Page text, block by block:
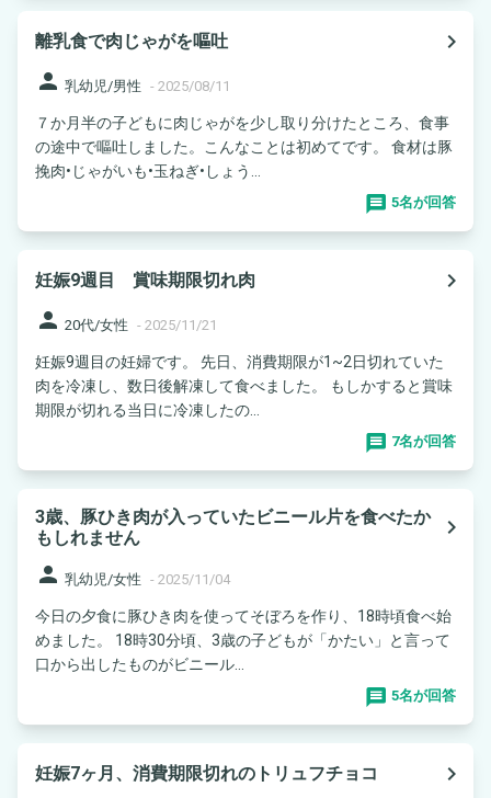
離乳食で肉じゃがを嘔吐
navigate_next
person 乳幼児/男性 - 2025/08/11
７か月半の子どもに肉じゃがを少し取り分けたところ、食事
の途中で嘔吐しました。こんなことは初めてです。 食材は豚
挽肉•じゃがいも•玉ねぎ•しょう...
5名が回答
妊娠9週目 賞味期限切れ肉
navigate_next
person 20代/女性 - 2025/11/21
妊娠9週目の妊婦です。 先日、消費期限が1~2日切れていた
肉を冷凍し、数日後解凍して食べました。 もしかすると賞味
期限が切れる当日に冷凍したの...
7名が回答
3歳、豚ひき肉が入っていたビニール片を食べたか
もしれません
navigate_next
person 乳幼児/女性 - 2025/11/04
今日の夕食に豚ひき肉を使ってそぼろを作り、18時頃食べ始
めました。 18時30分頃、3歳の子どもが「かたい」と言って
口から出したものがビニール...
5名が回答
妊娠7ヶ月、消費期限切れのトリュフチョコ
navigate_next